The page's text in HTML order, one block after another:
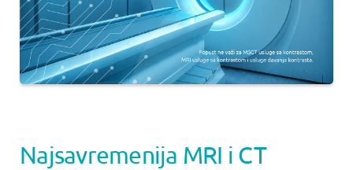
Najsavremenija MRI i CT